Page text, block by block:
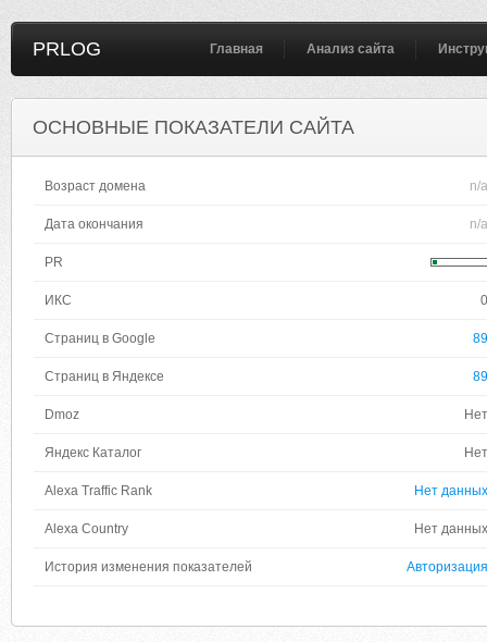
PRLOG Главная Анализ сайта
ОСНОВНЫЕ ПОКАЗАТЕЛИ САЙТА
Возраст домена n/a
Дата окончания n/a
PR
ИКС 0
Страниц в Google 89
Страниц в Яндексе 89
Dmoz Нет
Яндекс Каталог Нет
Alexa Traffic Rank Нет данных
Alexa Country Нет данных
История изменения показателей Авторизация